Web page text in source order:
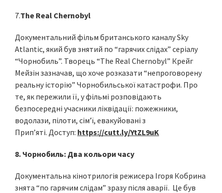
7.The Real Chernobyl
Документальний фільм британського каналу Sky
Atlantic, який був знятий по “гарячих слідах” серіалу
“Чорнобиль”. Творець “The Real Chernobyl” Крейг
Мейзін зазначав, що хоче розказати “непроговорену
реальну історію” Чорнобильської катастрофи. Про
те, як пережили її, у фільмі розповідають
безпосередні учасники ліквідації: пожежники,
водолази, пілоти, сім’ї, евакуйовані з
Прип’яті. Доступ: https://cutt.ly/YtZL9uK
8. Чорнобиль: Два кольори часу
Документальна кінотрилогія режисера Ігоря Кобрина
знята “по гарячим слідам” зразу після аварії. Це був